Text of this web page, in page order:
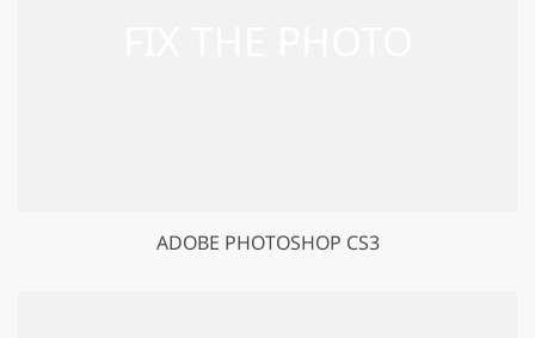
ADOBE PHOTOSHOP CS3